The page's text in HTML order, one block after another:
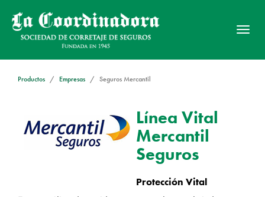
Productos Empresas Seguros Mercantil
Línea Vital
Mercantil
Seguros
Protección Vital